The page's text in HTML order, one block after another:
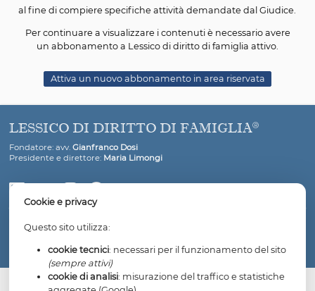
Su istanza congiunta delle parti possa nominare ai
dei consulenti tecnici d’ufficio, o al di fuori dell’albo se vi
accordo tra le parti, per intervenire sul nucleo familiare
di superare i conflitti insorti tra le parti stesse, fornire
per i minori e agevolare la ripresa o il miglioramento
al fine di compiere specifiche attività demandate dal
Per continuare a visualizzare i contenuti è necessario
Attiva un nuovo abbonamento in area riservata
LESSICO DI DIRITTO DI FAMIGLIA